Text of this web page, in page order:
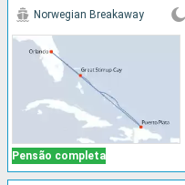
Pensão completa
Norwegian Breakaway